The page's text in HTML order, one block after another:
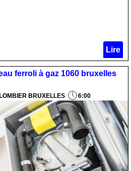
Lire
ferroli à gaz 1060 bruxelles
BRUXELLES 6:00